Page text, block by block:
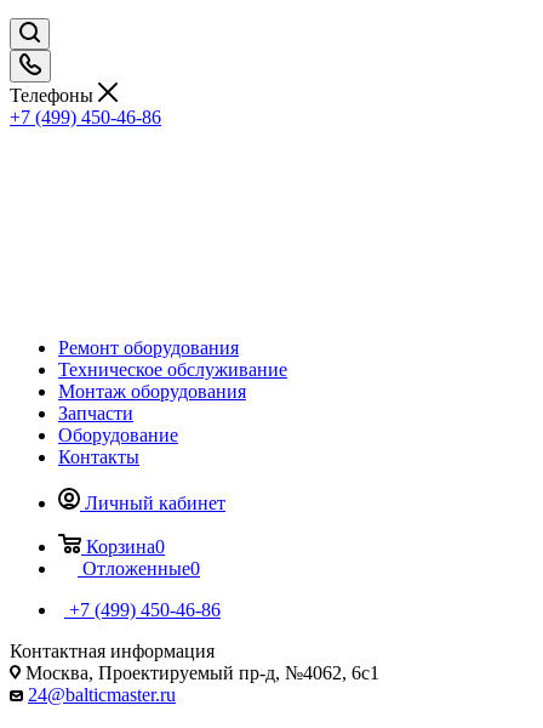
Телефоны
+7 (499) 450-46-86
Ремонт оборудования
Техническое обслуживание
Монтаж оборудования
Запчасти
Оборудование
Контакты
Личный кабинет
Корзина0
Отложенные0
+7 (499) 450-46-86
Контактная информация
Москва, Проектируемый пр-д, №4062, 6с1
24@balticmaster.ru